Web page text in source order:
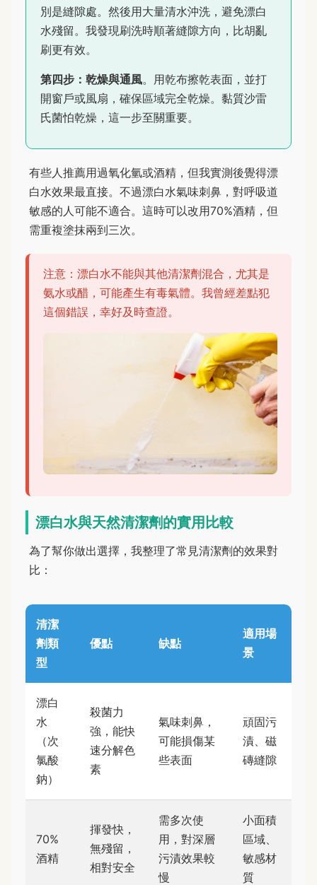
別是縫隙處。然後用大量清水沖洗，避免漂白
水殘留。我發現刷洗時順著縫隙方向，比胡亂
刷更有效。
第四步：乾燥與通風。用乾布擦乾表面，並打
開窗戶或風扇，確保區域完全乾燥。黏質沙雷
氏菌怕乾燥，這一步至關重要。
有些人推薦用過氧化氫或酒精，但我實測後覺得漂
白水效果最直接。不過漂白水氣味刺鼻，對呼吸道
敏感的人可能不適合。這時可以改用70%酒精，但
需重複塗抹兩到三次。
注意：漂白水不能與其他清潔劑混合，尤其是
氨水或醋，可能產生有毒氣體。我曾經差點犯
這個錯誤，幸好及時查證。
漂白水與天然清潔劑的實用比較
為了幫你做出選擇，我整理了常見清潔劑的效果對
比：
清潔
劑類
型
優點 缺點
適用場
景
漂白
水
（次
氯酸
鈉）
殺菌力
強，能快
速分解色
素
氣味刺鼻，
可能損傷某
些表面
頑固污
漬、磁
磚縫隙
70%
酒精
揮發快，
無殘留，
相對安全
需多次使
用，對深層
污漬效果較
慢
小面積
區域、
敏感材
質